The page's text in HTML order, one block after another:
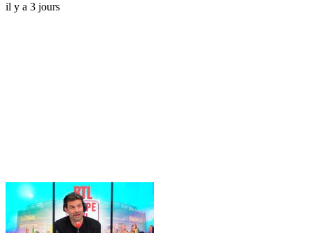
il y a 3 jours